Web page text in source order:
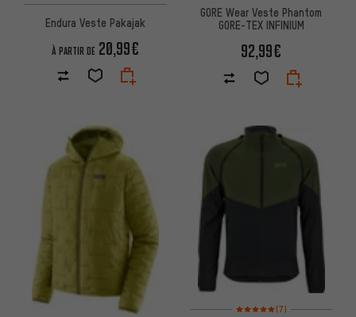
Endura Veste Pakajak
À PARTIR DE 20,99€
GORE Wear Veste Phantom
GORE-TEX INFINIUM
92,99€
Note moyenne : 5 sur 5
(7)